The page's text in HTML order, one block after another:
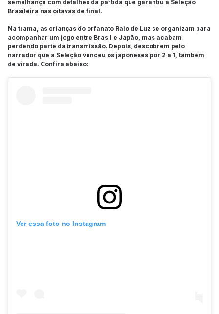
semelhança com detalhes da partida que garantiu a Seleção
Brasileira nas oitavas de final.
Na trama, as crianças do orfanato Raio de Luz se organizam para
acompanhar um jogo entre Brasil e Japão, mas acabam
perdendo parte da transmissão. Depois, descobrem pelo
narrador que a Seleção venceu os japoneses por 2 a 1, também
de virada. Confira abaixo:
Ver essa foto no Instagram